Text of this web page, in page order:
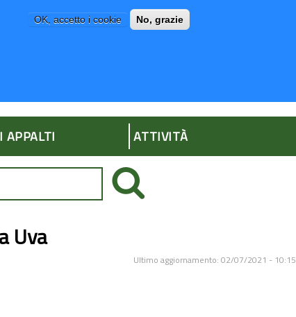
OK, accetto i cookie No, grazie
APPALTI ATTIVITÀ
Uva
Ultimo aggiornamento: 02/07/2021 - 10:15